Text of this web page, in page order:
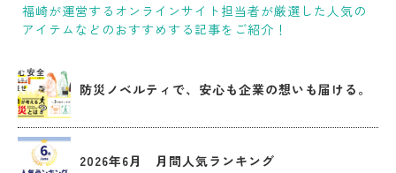
福崎が運営するオンラインサイト担当者が厳選した人気の
アイテムなどのおすすめする記事をご紹介！
防災ノベルティで、安心も企業の想いも届ける。
2026年6月 月間人気ランキング